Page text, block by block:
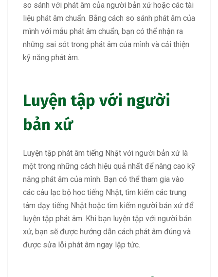
so sánh với phát âm của người bản xứ hoặc các tài
liệu phát âm chuẩn. Bằng cách so sánh phát âm của
mình với mẫu phát âm chuẩn, bạn có thể nhận ra
những sai sót trong phát âm của mình và cải thiện
kỹ năng phát âm.
Luyện tập với người
bản xứ
Luyện tập phát âm tiếng Nhật với người bản xứ là
một trong những cách hiệu quả nhất để nâng cao kỹ
năng phát âm của mình. Bạn có thể tham gia vào
các câu lạc bộ học tiếng Nhật, tìm kiếm các trung
tâm dạy tiếng Nhật hoặc tìm kiếm người bản xứ để
luyện tập phát âm. Khi bạn luyện tập với người bản
xứ, bạn sẽ được hướng dẫn cách phát âm đúng và
được sửa lỗi phát âm ngay lập tức.